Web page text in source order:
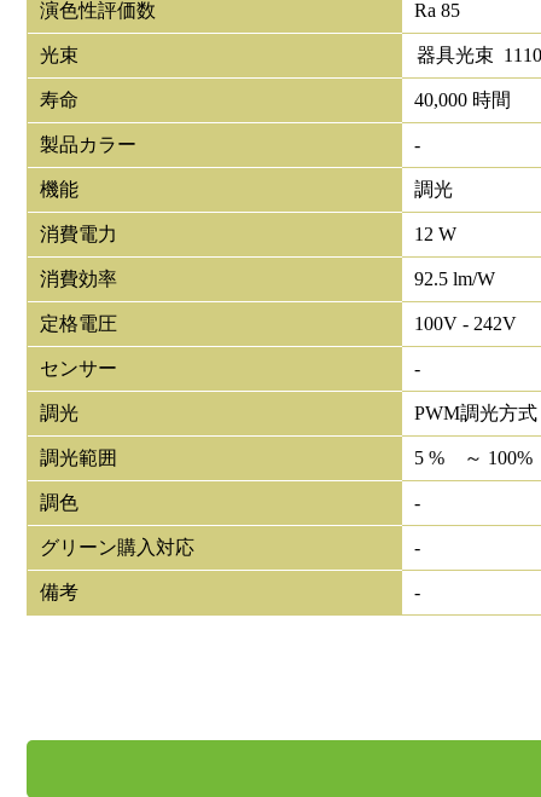
演色性評価数 Ra 85
光束 器具光束
寿命 40,000 時間
製品カラー -
機能 調光
消費電力 12 W
消費効率 92.5 lm/W
定格電圧 100V - 242V
センサー -
調光 PWM調光方式
調光範囲 5 % ～ 100%
調色 -
グリーン購入対応 -
備考 -